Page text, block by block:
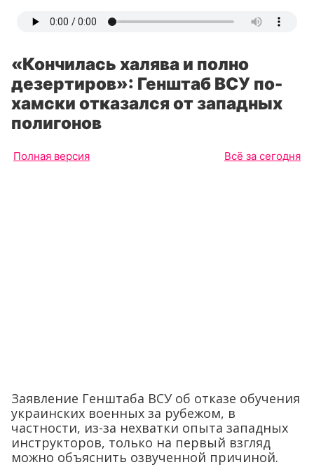
«Кончилась халява и полно
дезертиров»: Генштаб ВСУ по-
хамски отказался от западных
полигонов
Полная версия Всё за сегодня
Заявление Генштаба ВСУ об отказе обучения
украинских военных за рубежом, в
частности, из-за нехватки опыта западных
инструкторов, только на первый взгляд
можно объяснить озвученной причиной.